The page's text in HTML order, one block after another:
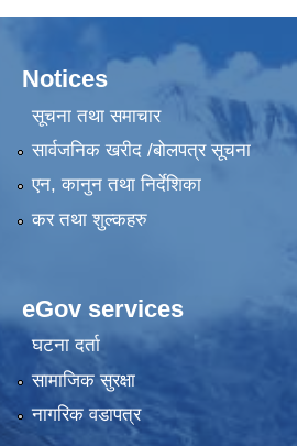
Notices
सूचना तथा समाचार
सार्वजनिक खरीद /बोलपत्र सूचना
एन, कानुन तथा निर्देशिका
कर तथा शुल्कहरु
eGov services
घटना दर्ता
सामाजिक सुरक्षा
नागरिक वडापत्र